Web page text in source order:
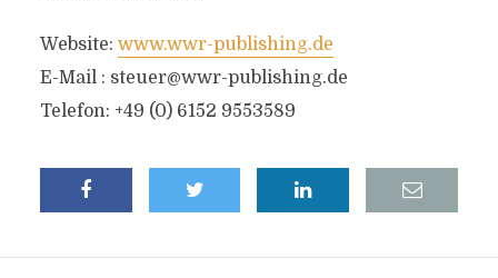
Website: www.wwr-publishing.de
E-Mail : steuer@wwr-publishing.de
Telefon: +49 (0) 6152 9553589